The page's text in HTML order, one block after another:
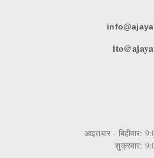
आइतबार - बिहीवार:
शुक्रवार: